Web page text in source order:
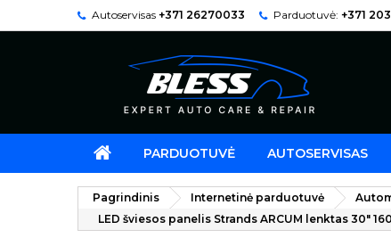
Autoservisas +371 26270033 Parduotuvė: +371
PARDUOTUVĖ AUTOSERVISAS
Pagrindinis Internetinė parduotuvė
LED šviesos panelis Strands ARCUM lenktas 30"